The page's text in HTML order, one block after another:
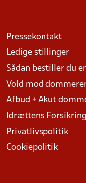
Pressekontakt
Ledige stillinger
Sådan bestiller du
Vold mod
Afbud + Akut
Idrættens
Privatlivspolitik
Cookiepolitik